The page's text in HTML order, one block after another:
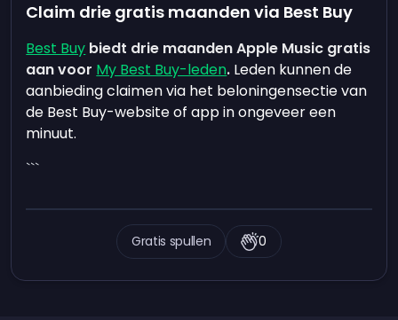
Claim drie gratis maanden via Best Buy
Best Buy biedt drie maanden Apple Music gratis
aan voor My Best Buy-leden. Leden kunnen de
aanbieding claimen via het beloningensectie van
de Best Buy-website of app in ongeveer een
minuut.
```
Gratis spullen 0